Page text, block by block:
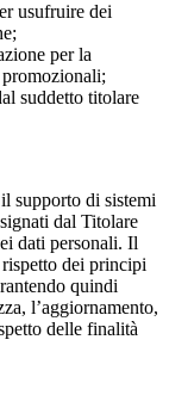
usufruire dei
per la
suddetto titolare
supporto di sistemi
dal Titolare
dati personali. Il
dei principi
quindi
l’aggiornamento,
delle finalità